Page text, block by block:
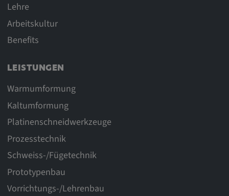
Lehre
Arbeitskultur
Benefits
LEISTUNGEN
Warmumformung
Kaltumformung
Platinenschneidwerkzeuge
Prozesstechnik
Schweiss-/Fügetechnik
Prototypenbau
Vorrichtungs-/Lehrenbau